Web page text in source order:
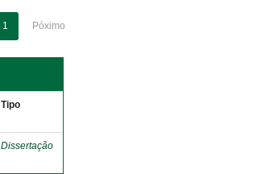
1 Póximo
Tipo
Dissertação